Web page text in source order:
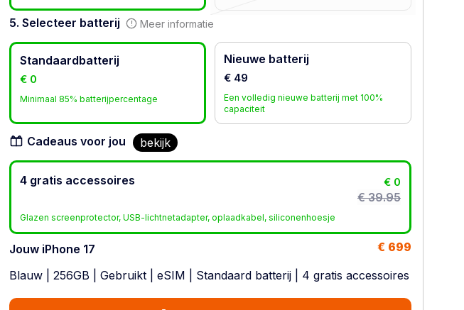
5. Selecteer batterij Meer informatie
Standaardbatterij
€ 0
Minimaal 85% batterijpercentage
Nieuwe batterij
€ 49
Een volledig nieuwe batterij met 100%
capaciteit
Cadeaus voor jou bekijk
4 gratis accessoires € 0
€ 39.95
Glazen screenprotector, USB-lichtnetadapter, oplaadkabel, siliconenhoesje
Jouw iPhone 17
€ 699
Blauw
256GB Gebruikt eSIM Standaard batterij | 4 gratis accessoires